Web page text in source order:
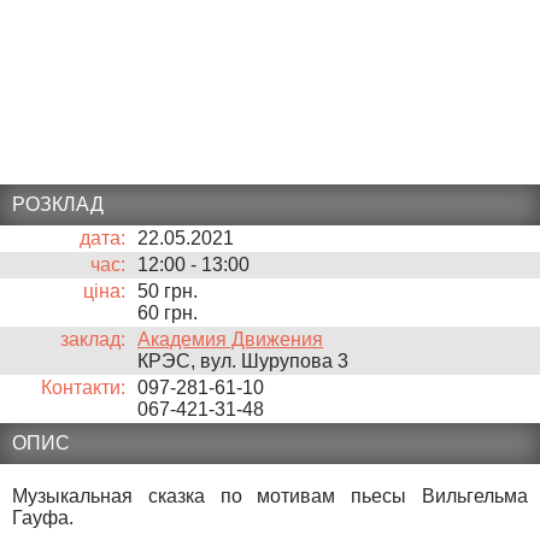
РОЗКЛАД
дата:
22.05.2021
час:
12:00 - 13:00
ціна:
50 грн.
60 грн.
заклад:
Академия Движения
КРЭС, вул. Шурупова 3
Контакти:
097-281-61-10
067-421-31-48
ОПИС
Музыкальная сказка по мотивам пьесы Вильгельма
Гауфа.